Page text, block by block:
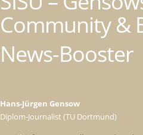
Community &
News-Booster
Hans-Jürgen Gensow
Diplom-Journalist (TU Dortmund)